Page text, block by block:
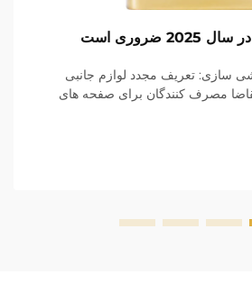
ضروری است
تعریف مجدد لوازم جانبی
در سال 2025 تقاضا مصرف کنندگان برای صفحه های
خود را از طریق ساعت ها نشان دهند.
منفجر ميشه